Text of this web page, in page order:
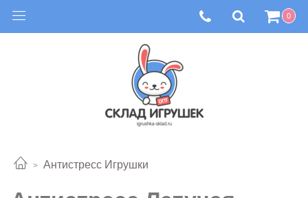
0
Антистресс Игрушки